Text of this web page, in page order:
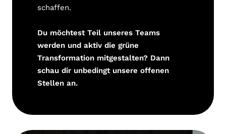
schaffen.
Du möchtest Teil unseres Teams
werden und aktiv die grüne
Transformation mitgestalten? Dann
schau dir unbedingt unsere offenen
Stellen an.